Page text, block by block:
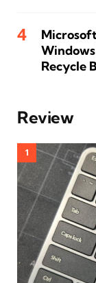
Windows
Recycle
Review